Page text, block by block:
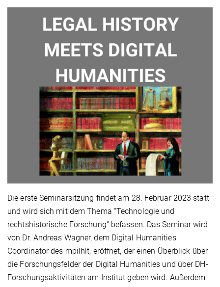
Die erste Seminarsitzung findet am 28. Februar 2023 statt
und wird sich mit dem Thema “Technologie und
rechtshistorische Forschung" befassen. Das Seminar wird
von Dr. Andreas Wagner, dem Digital Humanities
Coordinator des mpilhlt, eröffnet, der einen Überblick über
die Forschungsfelder der Digital Humanities und über DH-
Forschungsaktivitäten am Institut geben wird. Außerdem